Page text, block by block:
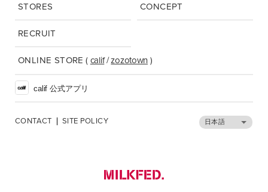
STORES CONCEPT
RECRUIT
ONLINE STORE ( calif/zozotown )
calif 公式アプリ
CONTACT SITE POLICY 日本語